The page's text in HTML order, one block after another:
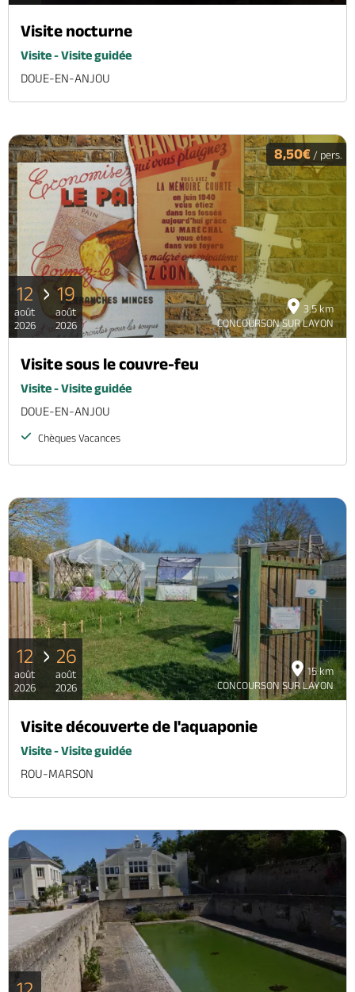
Visite nocturne
Visite - Visite guidée
DOUE-EN-ANJOU
3.5 km
CONCOURSON SUR LAYON
8,50€ / pers.
12
août
2026
19
août
2026
Visite sous le couvre-feu
Visite - Visite guidée
DOUE-EN-ANJOU
Chèques Vacances
15 km
CONCOURSON SUR LAYON
12
août
2026
26
août
2026
Visite découverte de l'aquaponie
Visite - Visite guidée
ROU-MARSON